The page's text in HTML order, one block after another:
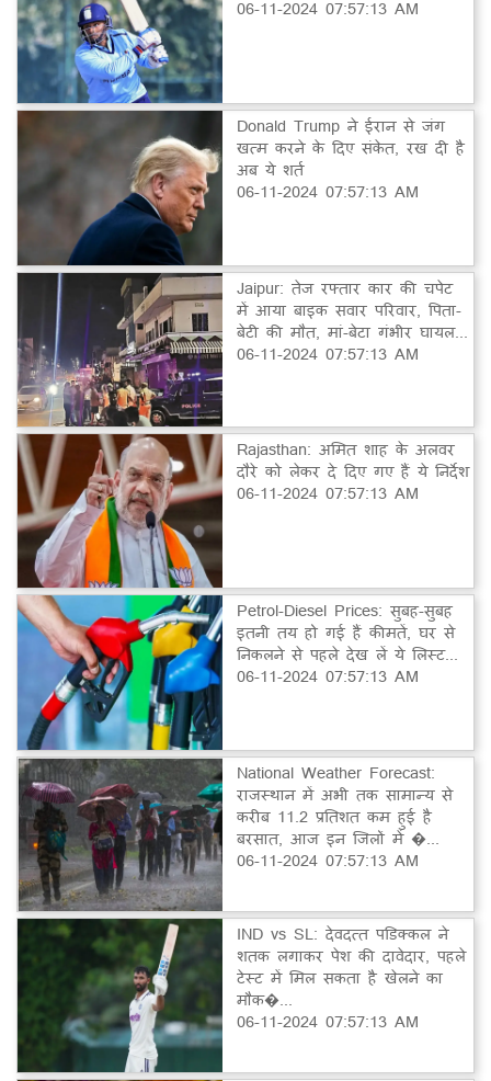
06-11-2024 07:57:13 AM
Donald Trump ने ईरान से जंग
खत्म करने के दिए संकेत, रख दी है
अब ये शर्त
06-11-2024 07:57:13 AM
Jaipur: तेज रफ्तार कार की चपेट
में आया बाइक सवार परिवार, पिता-
बेटी की मौत, मां-बेटा गंभीर घायल...
06-11-2024 07:57:13 AM
Rajasthan: अमित शाह के अलवर
दौरे को लेकर दे दिए गए हैं ये निर्देश
06-11-2024 07:57:13 AM
Petrol-Diesel Prices: सुबह-सुबह
इतनी तय हो गई हैं कीमतें, घर से
निकलने से पहले देख लें ये लिस्ट...
06-11-2024 07:57:13 AM
National Weather Forecast:
राजस्थान में अभी तक सामान्य से
करीब 11.2 प्रतिशत कम हुई है
बरसात, आज इन जिलों में �...
06-11-2024 07:57:13 AM
IND vs SL: देवदत्त पडिक्कल ने
शतक लगाकर पेश की दावेदार, पहले
टेस्ट में मिल सकता है खेलने का
मौक�...
06-11-2024 07:57:13 AM